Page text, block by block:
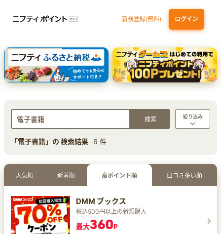
新規登録(無料) ログイン
三井住友カード ゴールド（NL）（家族カード発行） dカード GOLD
【実質初月無料】DMM | Disney+(ディズニープラス) セットプラン
SBI証券 確定拠出年金（iDeCo）
絞り込み
「電子書籍」の 検索結果 6 件
人気順 新着順 高ポイント順 口コミ多い順
DMM ブックス
税込500円以上の新規購入
最大360P